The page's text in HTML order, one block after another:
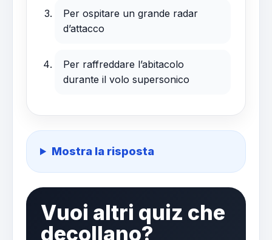
Per ospitare un grande radar
d’attacco
Per raffreddare l’abitacolo
durante il volo supersonico
Mostra la risposta
Vuoi altri quiz che
decollano?